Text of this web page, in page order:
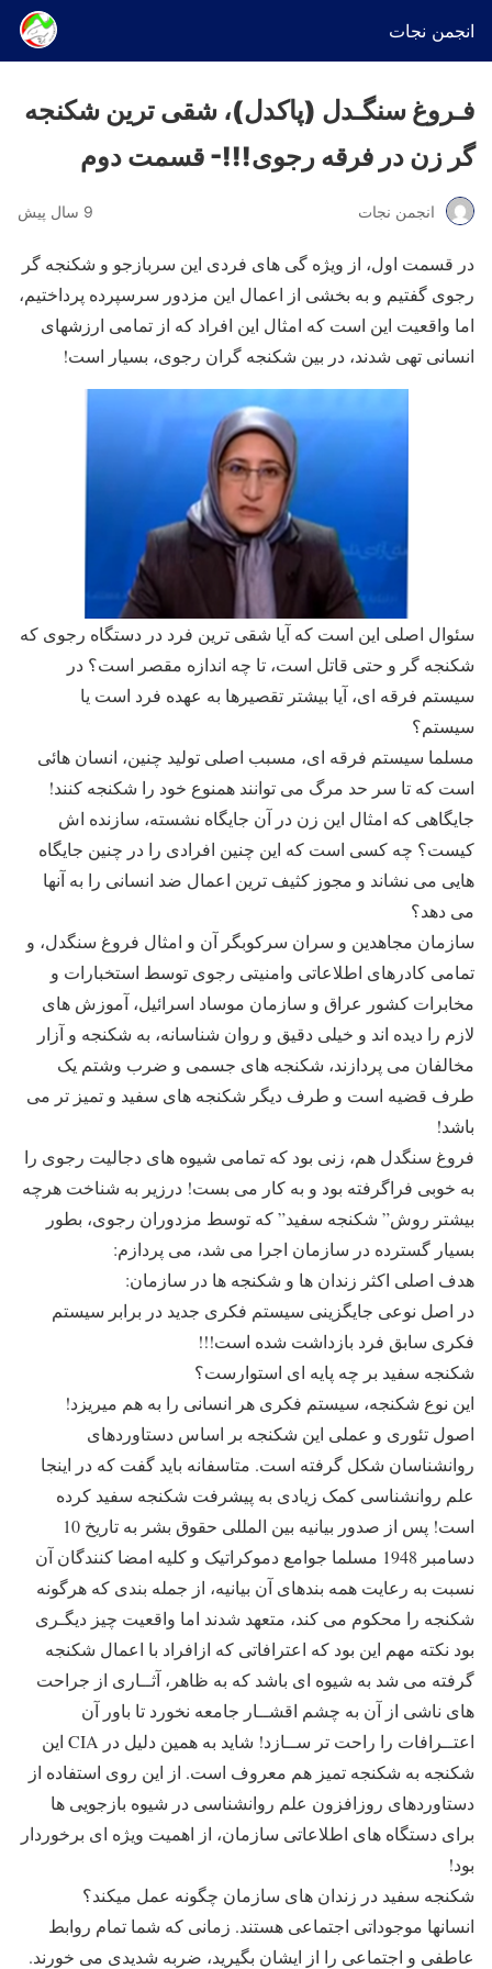
انجمن نجات
فـروغ سنگـدل (پاکدل)، شقی ترین شکنجه
گر زن در فرقه رجوی!!!- قسمت دوم
انجمن نجات 9 سال پیش
در قسمت اول، از ویژه گی های فردی این سربازجو و شکنجه گر
رجوی گفتیم و به بخشی از اعمال این مزدور سرسپرده پرداختیم،
اما واقعیت این است که امثال این افراد که از تمامی ارزشهای
انسانی تهی شدند، در بین شکنجه گران رجوی، بسیار است!
سئوال اصلی این است که آیا شقی ترین فرد در دستگاه رجوی که
شکنجه گر و حتی قاتل است، تا چه اندازه مقصر است؟ در
سیستم فرقه ای، آیا بیشتر تقصیرها به عهده فرد است یا
سیستم؟
مسلما سیستم فرقه ای، مسبب اصلی تولید چنین، انسان هائی
است که تا سر حد مرگ می توانند همنوع خود را شکنجه کنند!
جایگاهی که امثال این زن در آن جایگاه نشسته، سازنده اش
کیست؟ چه کسی است که این چنین افرادی را در چنین جایگاه
هایی می نشاند و مجوز کثیف ترین اعمال ضد انسانی را به آنها
می دهد؟
سازمان مجاهدین و سران سرکوبگر آن و امثال فروغ سنگدل، و
تمامی کادرهای اطلاعاتی وامنیتی رجوی توسط استخبارات و
مخابرات کشور عراق و سازمان موساد اسرائیل، آموزش های
لازم را دیده اند و خیلی دقیق و روان شناسانه، به شکنجه و آزار
مخالفان می پردازند، شکنجه های جسمی و ضرب وشتم یک
طرف قضیه است و طرف دیگر شکنجه های سفید و تمیز تر می
باشد!
فروغ سنگدل هم، زنی بود که تمامی شیوه های دجالیت رجوی را
به خوبی فراگرفته بود و به کار می بست! درزیر به شناخت هرچه
بیشتر روش” شکنجه سفید” که توسط مزدوران رجوی، بطور
بسیار گسترده در سازمان اجرا می شد، می پردازم:
هدف اصلی اکثر زندان ها و شکنجه ها در سازمان:
در اصل نوعی جایگزینی سیستم فکری جدید در برابر سیستم
فکری سابق فرد بازداشت شده است!!!
شکنجه سفید بر چه پایه ای استوارست؟
این نوع شکنجه، سیستم فکری هر انسانی را به هم میریزد!
اصول تئوری و عملی این شکنجه بر اساس دستاوردهای
روانشناسان شکل گرفته است. متاسفانه باید گفت که در اینجا
علم روانشناسی کمک زیادی به پیشرفت شکنجه سفید کرده
است! پس از صدور بیانیه بین المللی حقوق بشر به تاریخ 10
دسامبر 1948 مسلما جوامع دموکراتیک و کلیه امضا کنندگان آن
نسبت به رعایت همه بندهای آن بیانیه، از جمله بندی که هرگونه
شکنجه را محکوم می کند، متعهد شدند اما واقعیت چیز دیگـری
بود نکته مهم این بود که اعترافاتی که ازافراد با اعمال شکنجه
گرفته می شد به شیوه ای باشد که به ظاهر، آثــاری از جراحت
های ناشی از آن به چشم اقشــار جامعه نخورد تا باور آن
اعتــرافات را راحت تر ســازد! شاید به همین دلیل در CIA این
شکنجه به شکنجه تمیز هم معروف است. از این روی استفاده از
دستاوردهای روزافزون علم روانشناسی در شیوه بازجویی ها
برای دستگاه های اطلاعاتی سازمان، از اهمیت ویژه ای برخوردار
بود!
شکنجه سفید در زندان های سازمان چگونه عمل میکند؟
انسانها موجوداتی اجتماعی هستند. زمانی که شما تمام روابط
عاطفی و اجتماعی را از ایشان بگیرید، ضربه شدیدی می خورند.